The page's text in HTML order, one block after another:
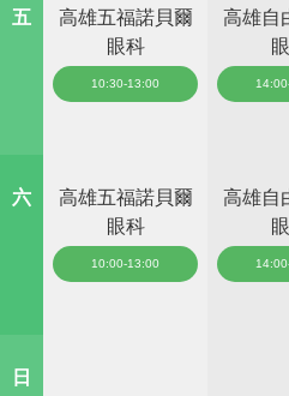
五
高雄五福諾貝爾
眼科
10:30-13:00
高雄自
六
高雄五福諾貝爾
眼科
10:00-13:00
高雄自
日